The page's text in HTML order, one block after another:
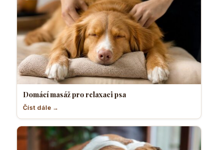
Domácí masáž pro relaxaci psa
Číst dále →